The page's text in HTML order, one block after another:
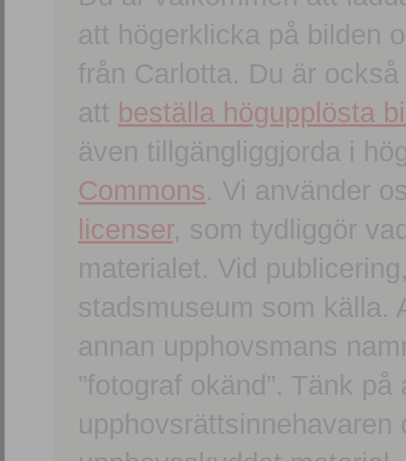
att högerklicka på bilden
från Carlotta. Du är
att beställa högupplösta
även tillgängliggjorda i
Commons. Vi använder
licenser, som tydliggör
materialet. Vid
stadsmuseum som källa.
annan upphovsmans
”fotograf okänd”. Tänk